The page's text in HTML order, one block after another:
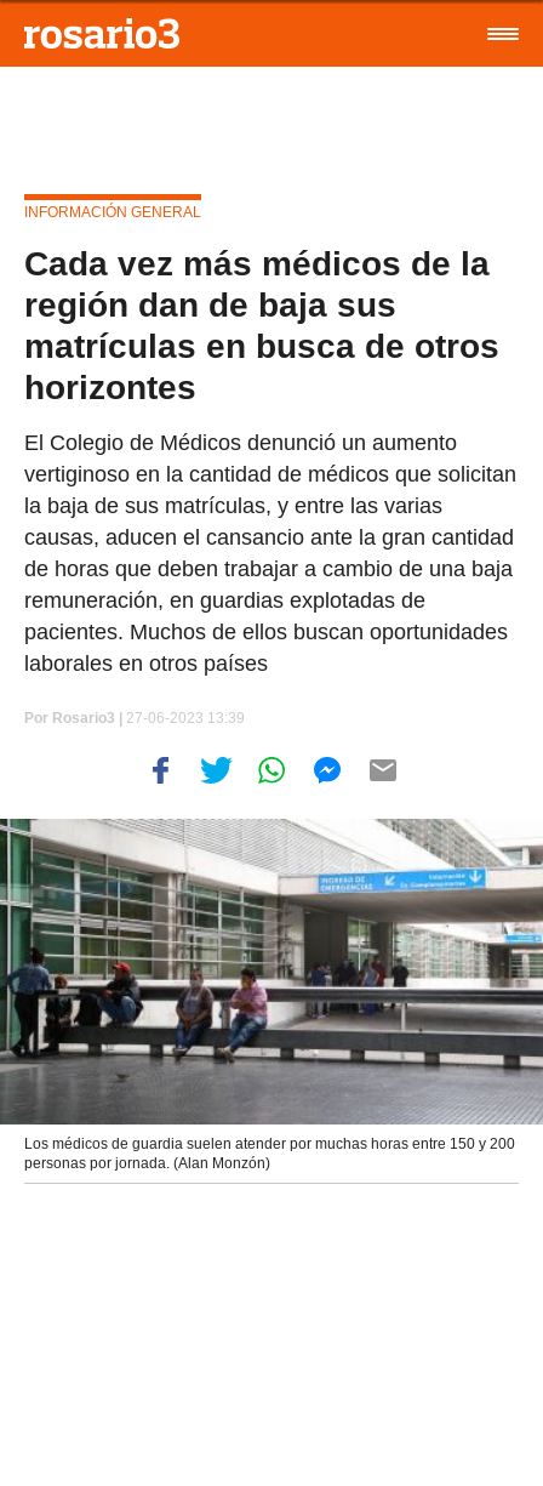
INFORMACIÓN GENERAL
Cada vez más médicos de la
región dan de baja sus
matrículas en busca de otros
horizontes
El Colegio de Médicos denunció un aumento
vertiginoso en la cantidad de médicos que solicitan
la baja de sus matrículas, y entre las varias
causas, aducen el cansancio ante la gran cantidad
de horas que deben trabajar a cambio de una baja
remuneración, en guardias explotadas de
pacientes. Muchos de ellos buscan oportunidades
laborales en otros países
Por Rosario3 | 27-06-2023 13:39
Los médicos de guardia suelen atender por muchas horas entre 150 y 200
personas por jornada. (Alan Monzón)